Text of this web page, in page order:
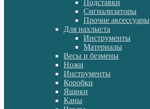
Подставки
Сигнализаторы
Прочие аксессуары
Для нахлыста
Инструменты
Материалы
Весы и безмены
Ножи
Инструменты
Коробки
Ящики
Каны